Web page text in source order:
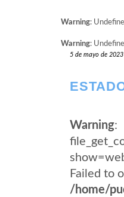
Warning:
Warning:
5 de mayo de 2023
Warning:
Failed to
/home/